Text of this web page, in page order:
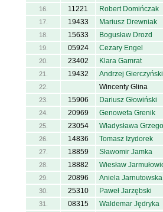
16. 11221 Robert Domińczak
17. 19433 Mariusz Drewniak
18. 15633 Bogusław Drozd
19. 05924 Cezary Engel
20. 23402 Klara Gamrat
21. 19432 Andrzej Gierczyński
22. Wincenty Glina
23. 15906 Dariusz Głowiński
24. 20969 Genowefa Grenik
25. 23054 Władysława
26. 14836 Tomasz Izydorek
27. 18859 Sławomir Jamka
28. 18882 Wiesław
29. 20896 Aniela Jarnutowska
30. 25310 Paweł Jarzębski
31. 08315 Waldemar Jędryka